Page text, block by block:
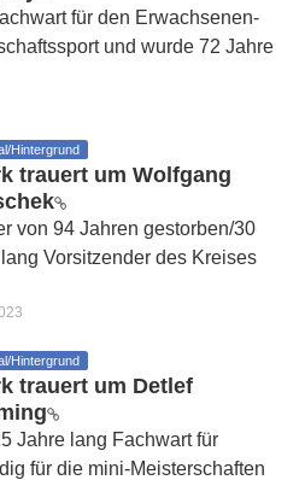
für den Erwachsenen-
und wurde 72 Jahre
Hintergrund
trauert um Wolfgang
von 94 Jahren gestorben/30
Vorsitzender des Kreises
Hintergrund
trauert um Detlef
Jahre lang Fachwart für
für die mini-Meisterschaften